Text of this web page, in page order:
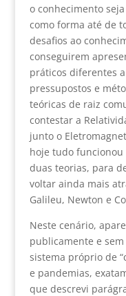
o conhecimento
como forma até de
desafios ao
conseguirem
práticos diferentes
pressupostos e
teóricas de raiz
contestar a
junto o
hoje tudo funcionou
duas teorias, para
voltar ainda mais
Galileu, Newton e
Neste cenário,
publicamente e
sistema próprio de
e pandemias,
que descrevi